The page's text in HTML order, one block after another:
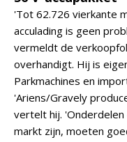
'Tot 62.726 vierkante
acculading is geen
vermeldt de
overhandigt. Hij is
Parkmachines en
'Ariens/Gravely
vertelt hij.
markt zijn, moeten